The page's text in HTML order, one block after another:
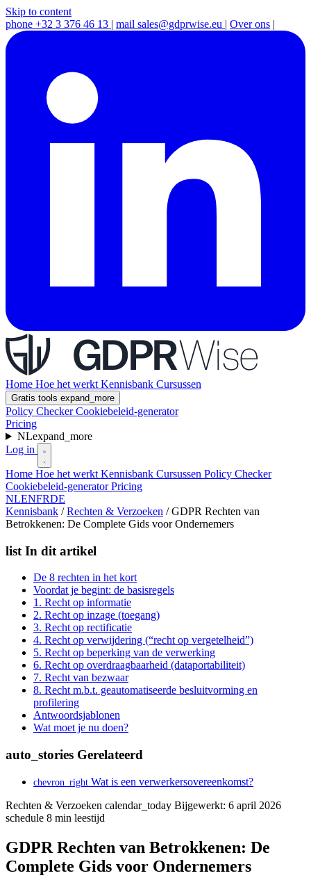
Skip to content
phone +32 3 376 46 13 | mail sales@gdprwise.eu | Over ons |
Home Hoe het werkt Kennisbank Cursussen
Gratis tools expand_more
Policy CheckerCookiebeleid-generator
Pricing
NLexpand_more
Log in
Home Hoe het werkt Kennisbank Cursussen Policy Checker
Cookiebeleid-generatorPricing
NLENFRDE
Kennisbank / Rechten & Verzoeken / GDPR Rechten van
Betrokkenen: De Complete Gids voor Ondernemers
list In dit artikel
De 8 rechten in het kort
Voordat je begint: de basisregels
1. Recht op informatie
2. Recht op inzage (toegang)
3. Recht op rectificatie
4. Recht op verwijdering (“recht op vergetelheid”)
5. Recht op beperking van de verwerking
6. Recht op overdraagbaarheid (dataportabiliteit)
7. Recht van bezwaar
8. Recht m.b.t. geautomatiseerde besluitvorming en
profilering
Antwoordsjablonen
Wat moet je nu doen?
auto_stories Gerelateerd
chevron_right Wat is een verwerkersovereenkomst?
Rechten & Verzoeken calendar_today Bijgewerkt: 6 april 2026
schedule 8 min leestijd
GDPR Rechten van Betrokkenen: De
Complete Gids voor Ondernemers